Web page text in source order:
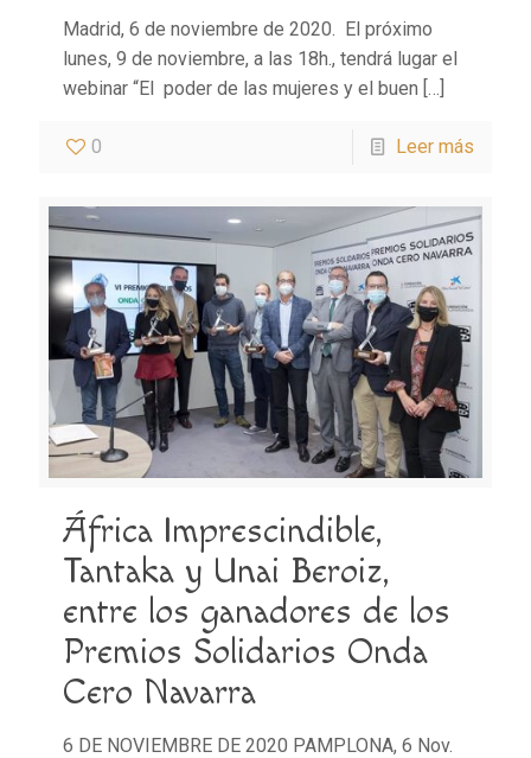
Madrid, 6 de noviembre de 2020. El próximo
lunes, 9 de noviembre, a las 18h., tendrá lugar el
webinar “El poder de las mujeres y el buen […]
0 Leer más
África Imprescindible,
Tantaka y Unai Beroiz,
entre los ganadores de los
Premios Solidarios Onda
Cero Navarra
6 DE NOVIEMBRE DE 2020 PAMPLONA, 6 Nov.